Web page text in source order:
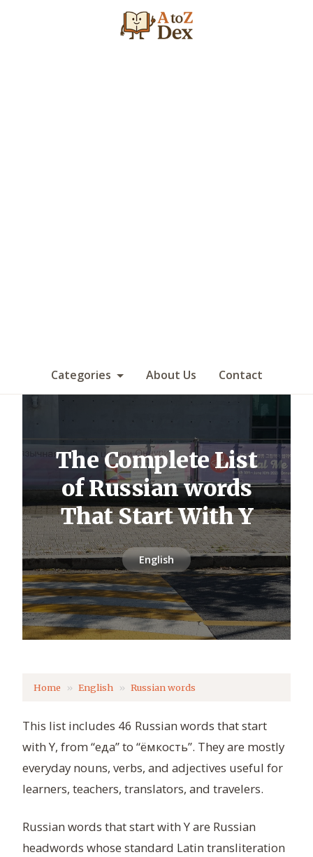
Categories About Us Contact
The Complete List
of Russian words
That Start With Y
English
Home English Russian words
This list includes 46 Russian words that start
with Y, from “еда” to “ёмкость”. They are mostly
everyday nouns, verbs, and adjectives useful for
learners, teachers, translators, and travelers.
Russian words that start with Y are Russian
headwords whose standard Latin transliteration